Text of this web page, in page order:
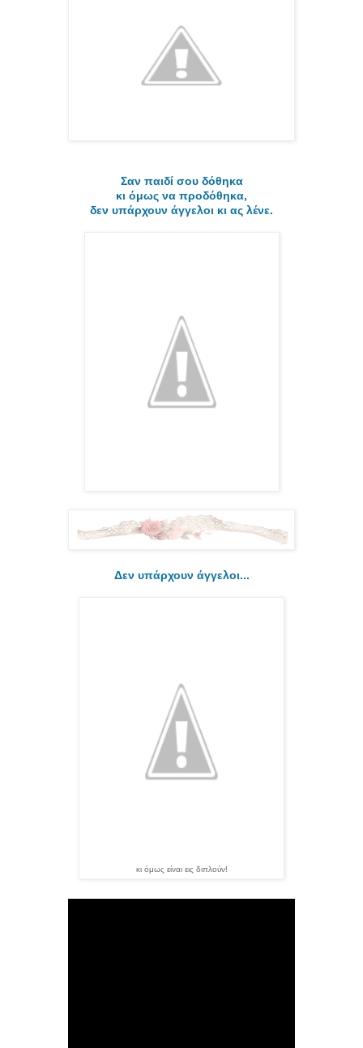
Σαν παιδί σου δόθηκα
κι όμως να προδόθηκα,
δεν υπάρχουν άγγελοι κι ας λένε.
Δεν υπάρχουν άγγελοι...
κι όμως είναι εις διπλούν!